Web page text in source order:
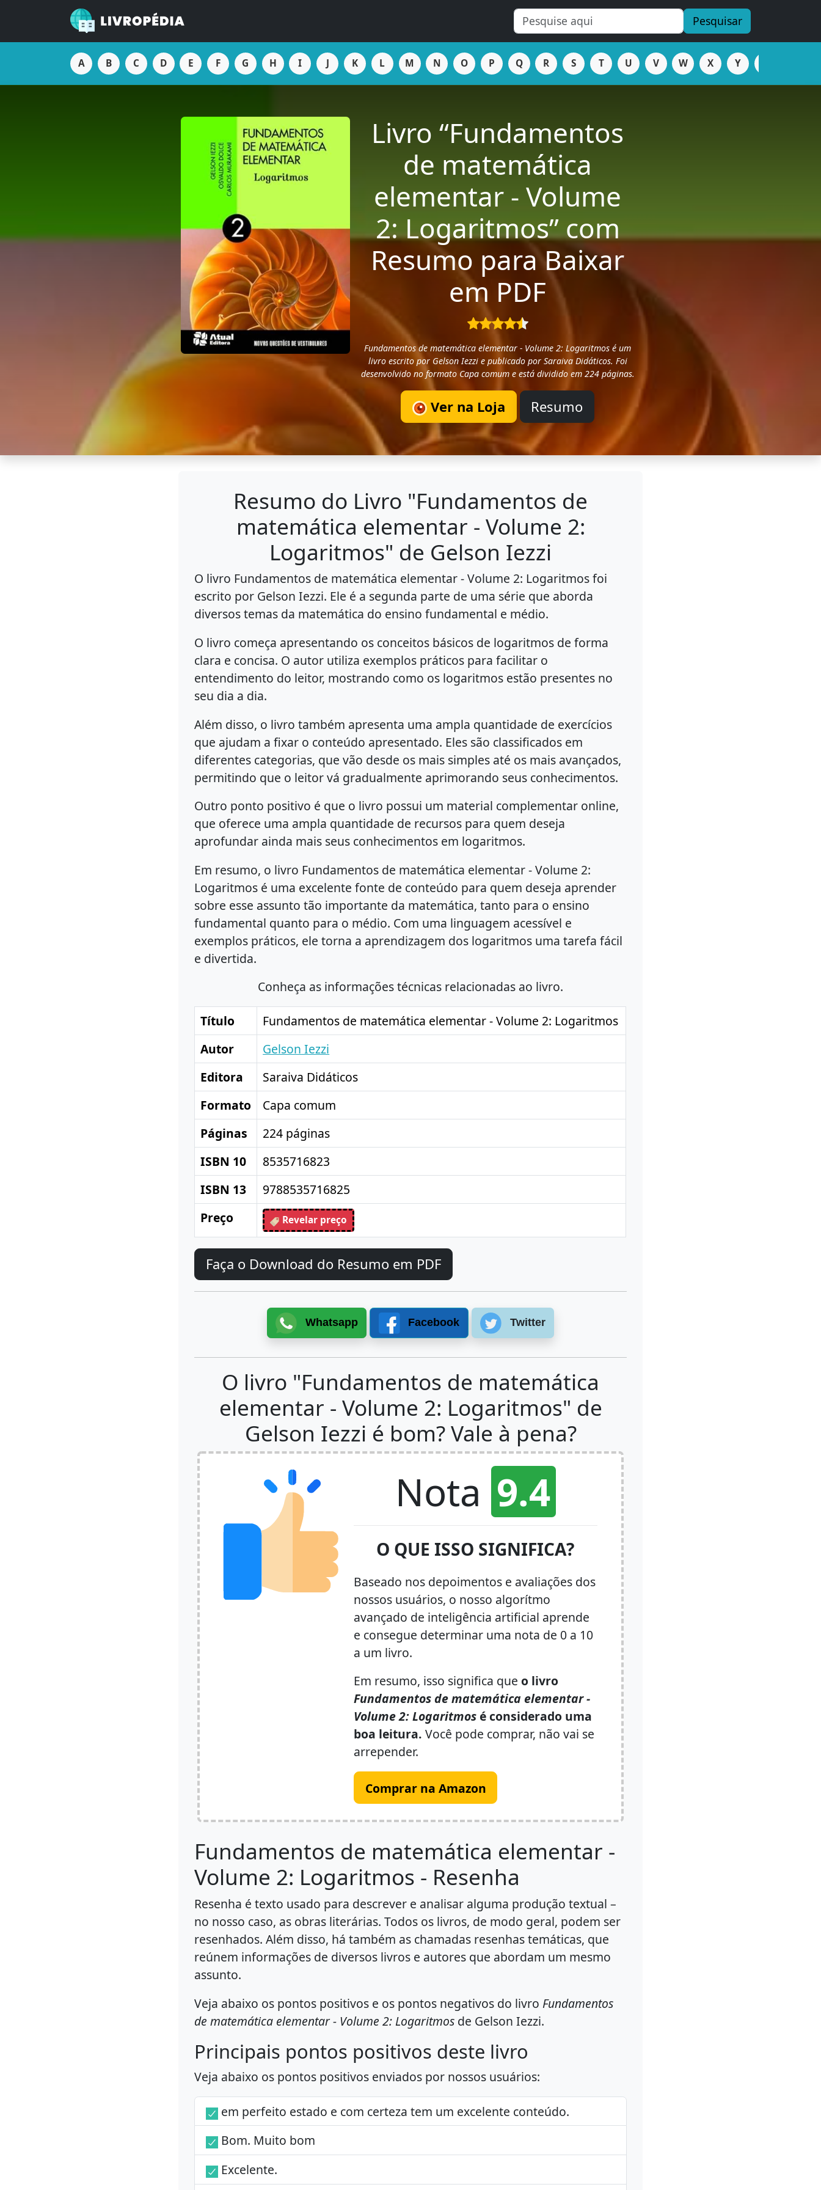
Pesquisar
A B C D E F G H I J K L M N O P Q R S T U V W X Y
Livro “Fundamentos
de matemática
elementar - Volume
2: Logaritmos” com
Resumo para Baixar
em PDF
Fundamentos de matemática elementar - Volume 2: Logaritmos é um
livro escrito por Gelson Iezzi e publicado por Saraiva Didáticos. Foi
desenvolvido no formato Capa comum e está dividido em 224 páginas.
Ver na Loja Resumo
Resumo do Livro "Fundamentos de
matemática elementar - Volume 2:
Logaritmos" de Gelson Iezzi
O livro Fundamentos de matemática elementar - Volume 2: Logaritmos foi
escrito por Gelson Iezzi. Ele é a segunda parte de uma série que aborda
diversos temas da matemática do ensino fundamental e médio.
O livro começa apresentando os conceitos básicos de logaritmos de forma
clara e concisa. O autor utiliza exemplos práticos para facilitar o
entendimento do leitor, mostrando como os logaritmos estão presentes no
seu dia a dia.
Além disso, o livro também apresenta uma ampla quantidade de exercícios
que ajudam a fixar o conteúdo apresentado. Eles são classificados em
diferentes categorias, que vão desde os mais simples até os mais avançados,
permitindo que o leitor vá gradualmente aprimorando seus conhecimentos.
Outro ponto positivo é que o livro possui um material complementar online,
que oferece uma ampla quantidade de recursos para quem deseja
aprofundar ainda mais seus conhecimentos em logaritmos.
Em resumo, o livro Fundamentos de matemática elementar - Volume 2:
Logaritmos é uma excelente fonte de conteúdo para quem deseja aprender
sobre esse assunto tão importante da matemática, tanto para o ensino
fundamental quanto para o médio. Com uma linguagem acessível e
exemplos práticos, ele torna a aprendizagem dos logaritmos uma tarefa fácil
e divertida.
Conheça as informações técnicas relacionadas ao livro.
Título
Fundamentos de matemática elementar - Volume 2: Logaritmos
Autor
Gelson Iezzi
Editora
Saraiva Didáticos
Formato
Capa comum
Páginas
224 páginas
ISBN 10
8535716823
ISBN 13
9788535716825
Preço
Revelar preço
Faça o Download do Resumo em PDF
Whatsapp Facebook Twitter
O livro "Fundamentos de matemática
elementar - Volume 2: Logaritmos" de
Gelson Iezzi é bom? Vale à pena?
Nota 9.4
O QUE ISSO SIGNIFICA?
Baseado nos depoimentos e avaliações dos
nossos usuários, o nosso algorítmo
avançado de inteligência artificial aprende
e consegue determinar uma nota de 0 a 10
a um livro.
Em resumo, isso significa que o livro
Fundamentos de matemática elementar -
Volume 2: Logaritmosé considerado uma
boa leitura. Você pode comprar, não vai se
arrepender.
Comprar na Amazon
Fundamentos de matemática elementar -
Volume 2: Logaritmos - Resenha
Resenha é texto usado para descrever e analisar alguma produção textual –
no nosso caso, as obras literárias. Todos os livros, de modo geral, podem ser
resenhados. Além disso, há também as chamadas resenhas temáticas, que
reúnem informações de diversos livros e autores que abordam um mesmo
assunto.
Veja abaixo os pontos positivos e os pontos negativos do livro Fundamentos
de matemática elementar - Volume 2: Logaritmos de Gelson Iezzi.
Principais pontos positivos deste livro
Veja abaixo os pontos positivos enviados por nossos usuários:
em perfeito estado e com certeza tem um excelente conteúdo.
Bom. Muito bom
Excelente.